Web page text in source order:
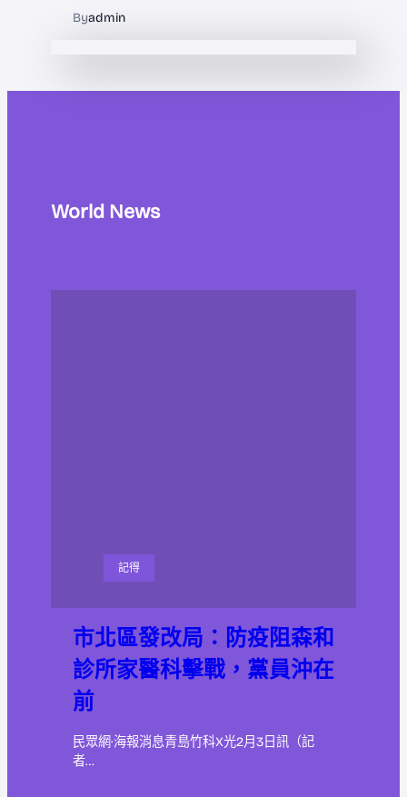
Byadmin
World News
記得
市北區發改局：防疫阻森和
診所家醫科擊戰，黨員沖在
前
民眾網·海報消息青島竹科X光2月3日訊（記
者…